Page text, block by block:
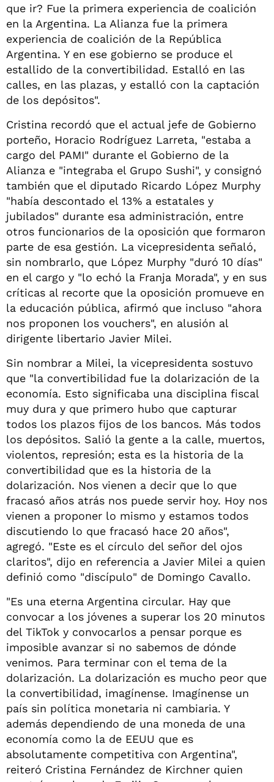
que ir? Fue la primera experiencia de coalición
en la Argentina. La Alianza fue la primera
experiencia de coalición de la República
Argentina. Y en ese gobierno se produce el
estallido de la convertibilidad. Estalló en las
calles, en las plazas, y estalló con la captación
de los depósitos".
Cristina recordó que el actual jefe de Gobierno
porteño, Horacio Rodríguez Larreta, "estaba a
cargo del PAMI" durante el Gobierno de la
Alianza e "integraba el Grupo Sushi", y consignó
también que el diputado Ricardo López Murphy
"había descontado el 13% a estatales y
jubilados" durante esa administración, entre
otros funcionarios de la oposición que formaron
parte de esa gestión. La vicepresidenta señaló,
sin nombrarlo, que López Murphy "duró 10 días"
en el cargo y "lo echó la Franja Morada", y en sus
críticas al recorte que la oposición promueve en
la educación pública, afirmó que incluso "ahora
nos proponen los vouchers", en alusión al
dirigente libertario Javier Milei.
Sin nombrar a Milei, la vicepresidenta sostuvo
que "la convertibilidad fue la dolarización de la
economía. Esto significaba una disciplina fiscal
muy dura y que primero hubo que capturar
todos los plazos fijos de los bancos. Más todos
los depósitos. Salió la gente a la calle, muertos,
violentos, represión; esta es la historia de la
convertibilidad que es la historia de la
dolarización. Nos vienen a decir que lo que
fracasó años atrás nos puede servir hoy. Hoy nos
vienen a proponer lo mismo y estamos todos
discutiendo lo que fracasó hace 20 años",
agregó. "Este es el círculo del señor del ojos
claritos", dijo en referencia a Javier Milei a quien
definió como "discípulo" de Domingo Cavallo.
"Es una eterna Argentina circular. Hay que
convocar a los jóvenes a superar los 20 minutos
del TikTok y convocarlos a pensar porque es
imposible avanzar si no sabemos de dónde
venimos. Para terminar con el tema de la
dolarización. La dolarización es mucho peor que
la convertibilidad, imagínense. Imagínense un
país sin política monetaria ni cambiaria. Y
además dependiendo de una moneda de una
economía como la de EEUU que es
absolutamente competitiva con Argentina",
reiteró Cristina Fernández de Kirchner quien